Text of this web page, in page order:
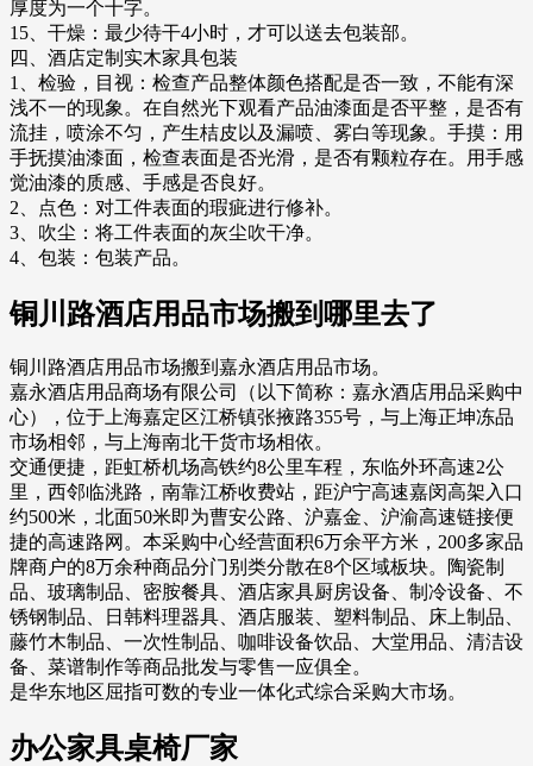
厚度为一个十字。
15、干燥：最少待干4小时，才可以送去包装部。
四、酒店定制实木家具包装
1、检验，目视：检查产品整体颜色搭配是否一致，不能有深
浅不一的现象。在自然光下观看产品油漆面是否平整，是否有
流挂，喷涂不匀，产生桔皮以及漏喷、雾白等现象。手摸：用
手抚摸油漆面，检查表面是否光滑，是否有颗粒存在。用手感
觉油漆的质感、手感是否良好。
2、点色：对工件表面的瑕疵进行修补。
3、吹尘：将工件表面的灰尘吹干净。
4、包装：包装产品。
铜川路酒店用品市场搬到哪里去了
铜川路酒店用品市场搬到嘉永酒店用品市场。
嘉永酒店用品商场有限公司（以下简称：嘉永酒店用品采购中
心），位于上海嘉定区江桥镇张掖路355号，与上海正坤冻品
市场相邻，与上海南北干货市场相依。
交通便捷，距虹桥机场高铁约8公里车程，东临外环高速2公
里，西邻临洮路，南靠江桥收费站，距沪宁高速嘉闵高架入口
约500米，北面50米即为曹安公路、沪嘉金、沪渝高速链接便
捷的高速路网。本采购中心经营面积6万余平方米，200多家品
牌商户的8万余种商品分门别类分散在8个区域板块。陶瓷制
品、玻璃制品、密胺餐具、酒店家具厨房设备、制冷设备、不
锈钢制品、日韩料理器具、酒店服装、塑料制品、床上制品、
藤竹木制品、一次性制品、咖啡设备饮品、大堂用品、清洁设
备、菜谱制作等商品批发与零售一应俱全。
是华东地区屈指可数的专业一体化式综合采购大市场。
办公家具桌椅厂家